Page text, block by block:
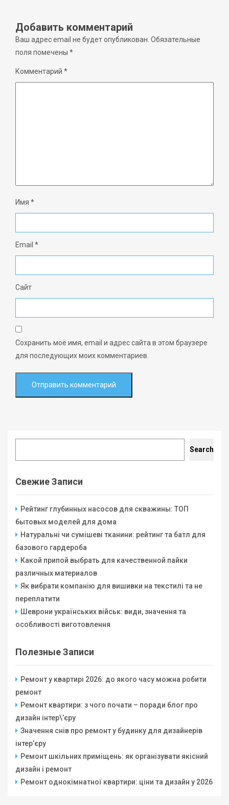
Добавить комментарий
Ваш адрес email не будет опубликован. Обязательные
поля помечены *
Комментарий *
Имя *
Email *
Сайт
Сохранить моё имя, email и адрес сайта в этом браузере
для последующих моих комментариев.
Search
Свежие Записи
Рейтинг глубинных насосов для скважины: ТОП
бытовых моделей для дома
Натуральні чи сумішеві тканини: рейтинг та батл для
базового гардероба
Какой припой выбрать для качественной пайки
различных материалов
Як вибрати компанію для вишивки на текстилі та не
переплатити
Шеврони українських військ: види, значення та
особливості виготовлення
Полезные Записи
Ремонт у квартирі 2026: до якого часу можна робити
ремонт
Ремонт квартири: з чого почати – поради блог про
дизайн інтер\’єру
Значення снів про ремонт у будинку для дизайнерів
інтер’єру
Ремонт шкільних приміщень: як організувати якісний
дизайн і ремонт
Ремонт однокімнатної квартири: ціни та дизайн у 2026